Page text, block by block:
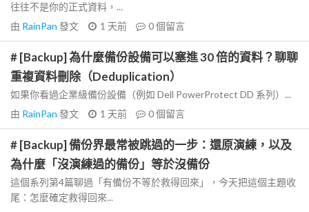
往往不是你的正式資料，...
由 RainPan 發文 1 天前 0個留言
# [Backup] 為什麼備份設備可以塞進 30 倍的資料？聊聊
重複資料刪除（Deduplication）
如果你看過企業級備份設備（例如 Dell PowerProtect DD 系列）...
由 RainPan 發文 1 天前 0個留言
# [Backup] 備份界最常被跳過的一步：還原演練，以及
為什麼「沒演練過的備份」等於沒備份
這個系列第4篇聊過「有備份不等於救得回來」，今天把這個主題收
尾：怎麼確定救得回來...